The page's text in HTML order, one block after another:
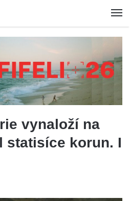
vynaloží na
statisíce korun. I